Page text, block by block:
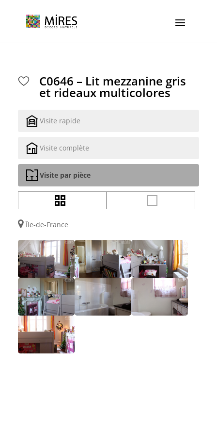
C0646 – Lit mezzanine gris
et rideaux multicolores
Visite rapide
Visite complète
Visite par pièce
Île-de-France